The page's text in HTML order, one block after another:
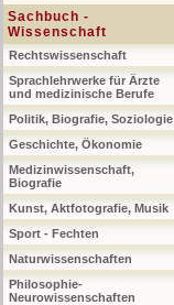
Sachbuch -
Wissenschaft
Rechtswissenschaft
Sprachlehrwerke für Ärzte
und medizinische Berufe
Politik, Biografie, Soziologie
Geschichte, Ökonomie
Medizinwissenschaft,
Biografie
Kunst, Aktfotografie, Musik
Sport - Fechten
Naturwissenschaften
Philosophie-
Neurowissenschaften